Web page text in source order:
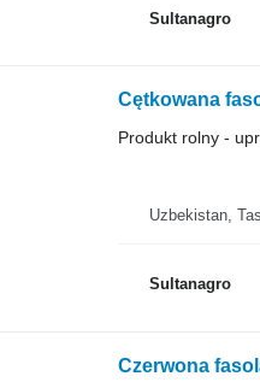
Sultanagro
Cętkowana
Produkt rolny -
Uzbekistan,
Sultanagro
Czerwona